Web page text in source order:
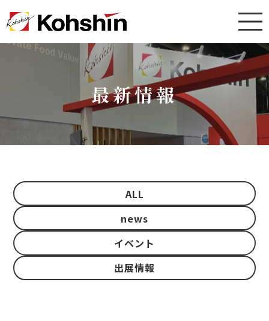
最新情報
ALL
news
イベント
出展情報